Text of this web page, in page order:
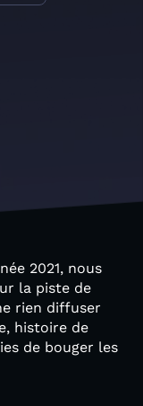
2021, nous
la piste de
rien diffuser
histoire de
de bouger les